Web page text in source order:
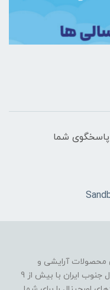
پاسخگوی شما
محصولات آرایشی و
بهداشتی ، مراقبت از پوست و موی اورجینال جنوب ایران با بیش از 9